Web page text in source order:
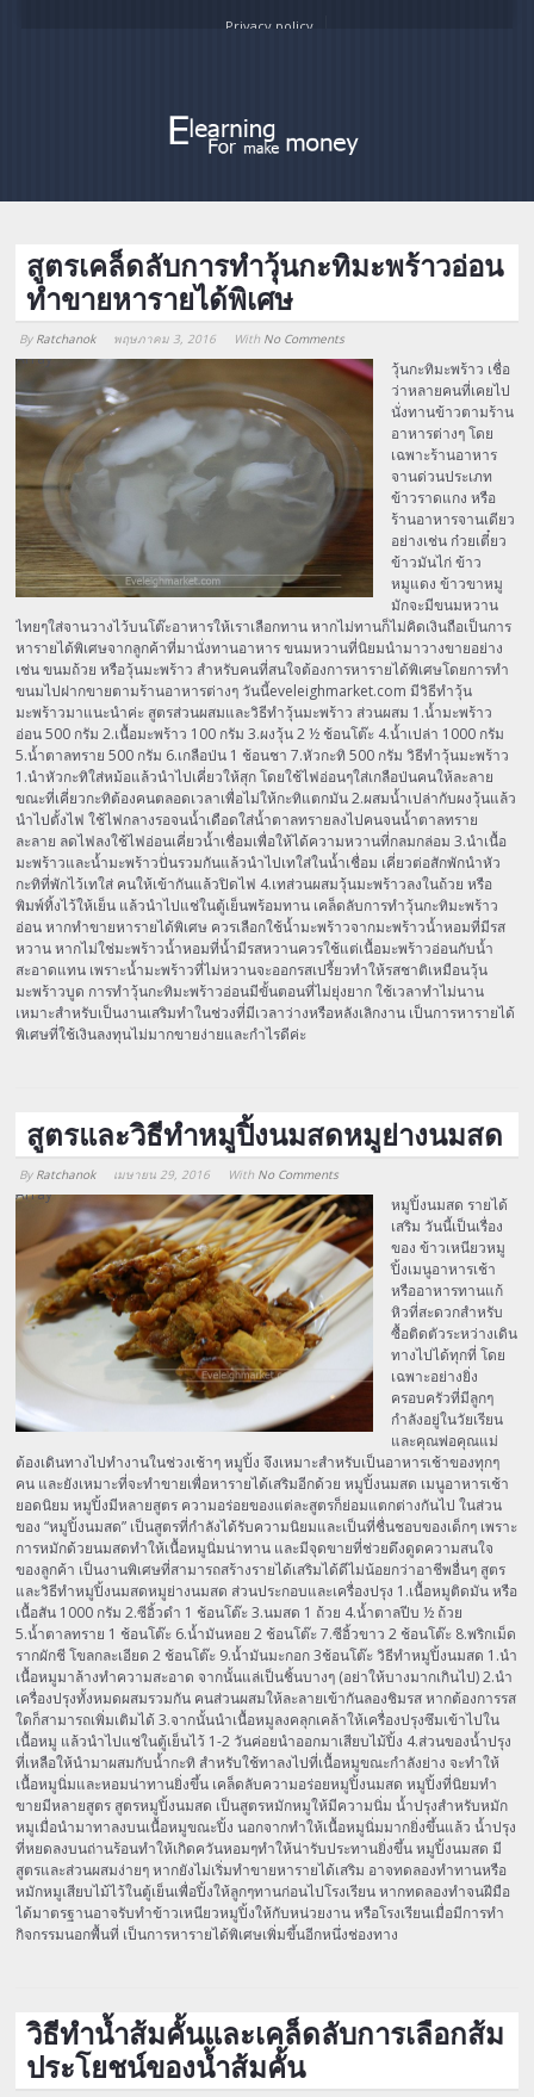
Privacy policy
สูตรเคล็ดลับการทำวุ้นกะทิมะพร้าวอ่อน
ทำขายหารายได้พิเศษ
By Ratchanok พฤษภาคม 3, 2016 With No Comments
Array
วุ้นกะทิมะพร้าว เชื่อ
ว่าหลายคนที่เคยไป
นั่งทานข้าวตามร้าน
อาหารต่างๆ โดย
เฉพาะร้านอาหาร
จานด่วนประเภท
ข้าวราดแกง หรือ
ร้านอาหารจานเดียว
อย่างเช่น ก๋วยเตี๋ยว
ข้าวมันไก่ ข้าว
หมูแดง ข้าวขาหมู
มักจะมีขนมหวาน
ไทยๆใส่จานวางไว้บนโต๊ะอาหารให้เราเลือกทาน หากไม่ทานก็ไม่คิดเงินถือเป็นการ
หารายได้พิเศษจากลูกค้าที่มานั่งทานอาหาร ขนมหวานที่นิยมนำมาวางขายอย่าง
เช่น ขนมถ้วย หรือวุ้นมะพร้าว สำหรับคนที่สนใจต้องการหารายได้พิเศษโดยการทำ
ขนมไปฝากขายตามร้านอาหารต่างๆ วันนี้eveleighmarket.com มีวิธีทำวุ้น
มะพร้าวมาแนะนำค่ะ สูตรส่วนผสมและวิธีทำวุ้นมะพร้าว ส่วนผสม 1.น้ำมะพร้าว
อ่อน 500 กรัม 2.เนื้อมะพร้าว 100 กรัม 3.ผงวุ้น 2 ½ ช้อนโต๊ะ 4.น้ำเปล่า 1000 กรัม
5.น้ำตาลทราย 500 กรัม 6.เกลือป่น 1 ช้อนชา 7.หัวกะทิ 500 กรัม วิธีทำวุ้นมะพร้าว
1.นำหัวกะทิใส่หม้อแล้วนำไปเคี่ยวให้สุก โดยใช้ไฟอ่อนๆใส่เกลือป่นคนให้ละลาย
ขณะที่เคี่ยวกะทิต้องคนตลอดเวลาเพื่อไม่ให้กะทิแตกมัน 2.ผสมน้ำเปล่ากับผงวุ้นแล้ว
นำไปตั้งไฟ ใช้ไฟกลางรอจนน้ำเดือดใส่น้ำตาลทรายลงไปคนจนน้ำตาลทราย
ละลาย ลดไฟลงใช้ไฟอ่อนเคี่ยวน้ำเชื่อมเพื่อให้ได้ความหวานที่กลมกล่อม 3.นำเนื้อ
มะพร้าวและน้ำมะพร้าวปั่นรวมกันแล้วนำไปเทใส่ในน้ำเชื่อม เคี่ยวต่อสักพักนำหัว
กะทิที่พักไว้เทใส่ คนให้เข้ากันแล้วปิดไฟ 4.เทส่วนผสมวุ้นมะพร้าวลงในถ้วย หรือ
พิมพ์ทิ้งไว้ให้เย็น แล้วนำไปแช่ในตู้เย็นพร้อมทาน เคล็ดลับการทำวุ้นกะทิมะพร้าว
อ่อน หากทำขายหารายได้พิเศษ ควรเลือกใช้น้ำมะพร้าวจากมะพร้าวน้ำหอมที่มีรส
หวาน หากไม่ใช่มะพร้าวน้ำหอมที่น้ำมีรสหวานควรใช้แต่เนื้อมะพร้าวอ่อนกับน้ำ
สะอาดแทน เพราะน้ำมะพร้าวที่ไม่หวานจะออกรสเปรี้ยวทำให้รสชาติเหมือนวุ้น
มะพร้าวบูด การทำวุ้นกะทิมะพร้าวอ่อนมีขั้นตอนที่ไม่ยุ่งยาก ใช้เวลาทำไม่นาน
เหมาะสำหรับเป็นงานเสริมทำในช่วงที่มีเวลาว่างหรือหลังเลิกงาน เป็นการหารายได้
พิเศษที่ใช้เงินลงทุนไม่มากขายง่ายและกำไรดีค่ะ
สูตรและวิธีทำหมูปิ้งนมสดหมูย่างนมสด
By Ratchanok เมษายน 29, 2016 With No Comments
Array
หมูปิ้งนมสด รายได้
เสริม วันนี้เป็นเรื่อง
ของ ข้าวเหนียวหมู
ปิ้งเมนูอาหารเช้า
หรืออาหารทานแก้
หิวที่สะดวกสำหรับ
ซื้อติดตัวระหว่างเดิน
ทางไปได้ทุกที่ โดย
เฉพาะอย่างยิ่ง
ครอบครัวที่มีลูกๆ
กำลังอยู่ในวัยเรียน
และคุณพ่อคุณแม่
ต้องเดินทางไปทำงานในช่วงเช้าๆ หมูปิ้ง จึงเหมาะสำหรับเป็นอาหารเช้าของทุกๆ
คน และยังเหมาะที่จะทำขายเพื่อหารายได้เสริมอีกด้วย หมูปิ้งนมสด เมนูอาหารเช้า
ยอดนิยม หมูปิ้งมีหลายสูตร ความอร่อยของแต่ละสูตรก็ย่อมแตกต่างกันไป ในส่วน
ของ “หมูปิ้งนมสด” เป็นสูตรที่กำลังได้รับความนิยมและเป็นที่ชื่นชอบของเด็กๆ เพราะ
การหมักด้วยนมสดทำให้เนื้อหมูนิ่มน่าทาน และมีจุดขายที่ช่วยดึงดูดความสนใจ
ของลูกค้า เป็นงานพิเศษที่สามารถสร้างรายได้เสริมได้ดีไม่น้อยกว่าอาชีพอื่นๆ สูตร
และวิธีทำหมูปิ้งนมสดหมูย่างนมสด ส่วนประกอบและเครื่องปรุง 1.เนื้อหมูติดมัน หรือ
เนื้อสัน 1000 กรัม 2.ซีอิ้วดำ 1 ช้อนโต๊ะ 3.นมสด 1 ถ้วย 4.น้ำตาลปีบ ½ ถ้วย
5.น้ำตาลทราย 1 ช้อนโต๊ะ 6.น้ำมันหอย 2 ช้อนโต๊ะ 7.ซีอิ้วขาว 2 ช้อนโต๊ะ 8.พริกเม็ด
รากผักชี โขลกละเอียด 2 ช้อนโต๊ะ 9.น้ำมันมะกอก 3ช้อนโต๊ะ วิธีทำหมูปิ้งนมสด 1.นำ
เนื้อหมูมาล้างทำความสะอาด จากนั้นแล่เป็นชิ้นบางๆ (อย่าให้บางมากเกินไป) 2.นำ
เครื่องปรุงทั้งหมดผสมรวมกัน คนส่วนผสมให้ละลายเข้ากันลองชิมรส หากต้องการรส
ใดก็สามารถเพิ่มเติมได้ 3.จากนั้นนำเนื้อหมูลงคลุกเคล้าให้เครื่องปรุงซึมเข้าไปใน
เนื้อหมู แล้วนำไปแช่ในตู้เย็นไว้ 1-2 วันค่อยนำออกมาเสียบไม้ปิ้ง 4.ส่วนของน้ำปรุง
ที่เหลือให้นำมาผสมกับน้ำกะทิ สำหรับใช้ทาลงไปที่เนื้อหมูขณะกำลังย่าง จะทำให้
เนื้อหมูนิ่มและหอมน่าทานยิ่งขึ้น เคล็ดลับความอร่อยหมูปิ้งนมสด หมูปิ้งที่นิยมทำ
ขายมีหลายสูตร สูตรหมูปิ้งนมสด เป็นสูตรหมักหมูให้มีความนิ่ม น้ำปรุงสำหรับหมัก
หมูเมื่อนำมาทาลงบนเนื้อหมูขณะปิ้ง นอกจากทำให้เนื้อหมูนิ่มมากยิ่งขึ้นแล้ว น้ำปรุง
ที่หยดลงบนถ่านร้อนทำให้เกิดควันหอมๆทำให้น่ารับประทานยิ่งขึ้น หมูปิ้งนมสด มี
สูตรและส่วนผสมง่ายๆ หากยังไม่เริ่มทำขายหารายได้เสริม อาจทดลองทำทานหรือ
หมักหมูเสียบไม้ไว้ในตู้เย็นเพื่อปิ้งให้ลูกๆทานก่อนไปโรงเรียน หากทดลองทำจนฝีมือ
ได้มาตรฐานอาจรับทำข้าวเหนียวหมูปิ้งให้กับหน่วยงาน หรือโรงเรียนเมื่อมีการทำ
กิจกรรมนอกพื้นที่ เป็นการหารายได้พิเศษเพิ่มขึ้นอีกหนึ่งช่องทาง
วิธีทำน้ำส้มคั้นและเคล็ดลับการเลือกส้ม
ประโยชน์ของน้ำส้มคั้น